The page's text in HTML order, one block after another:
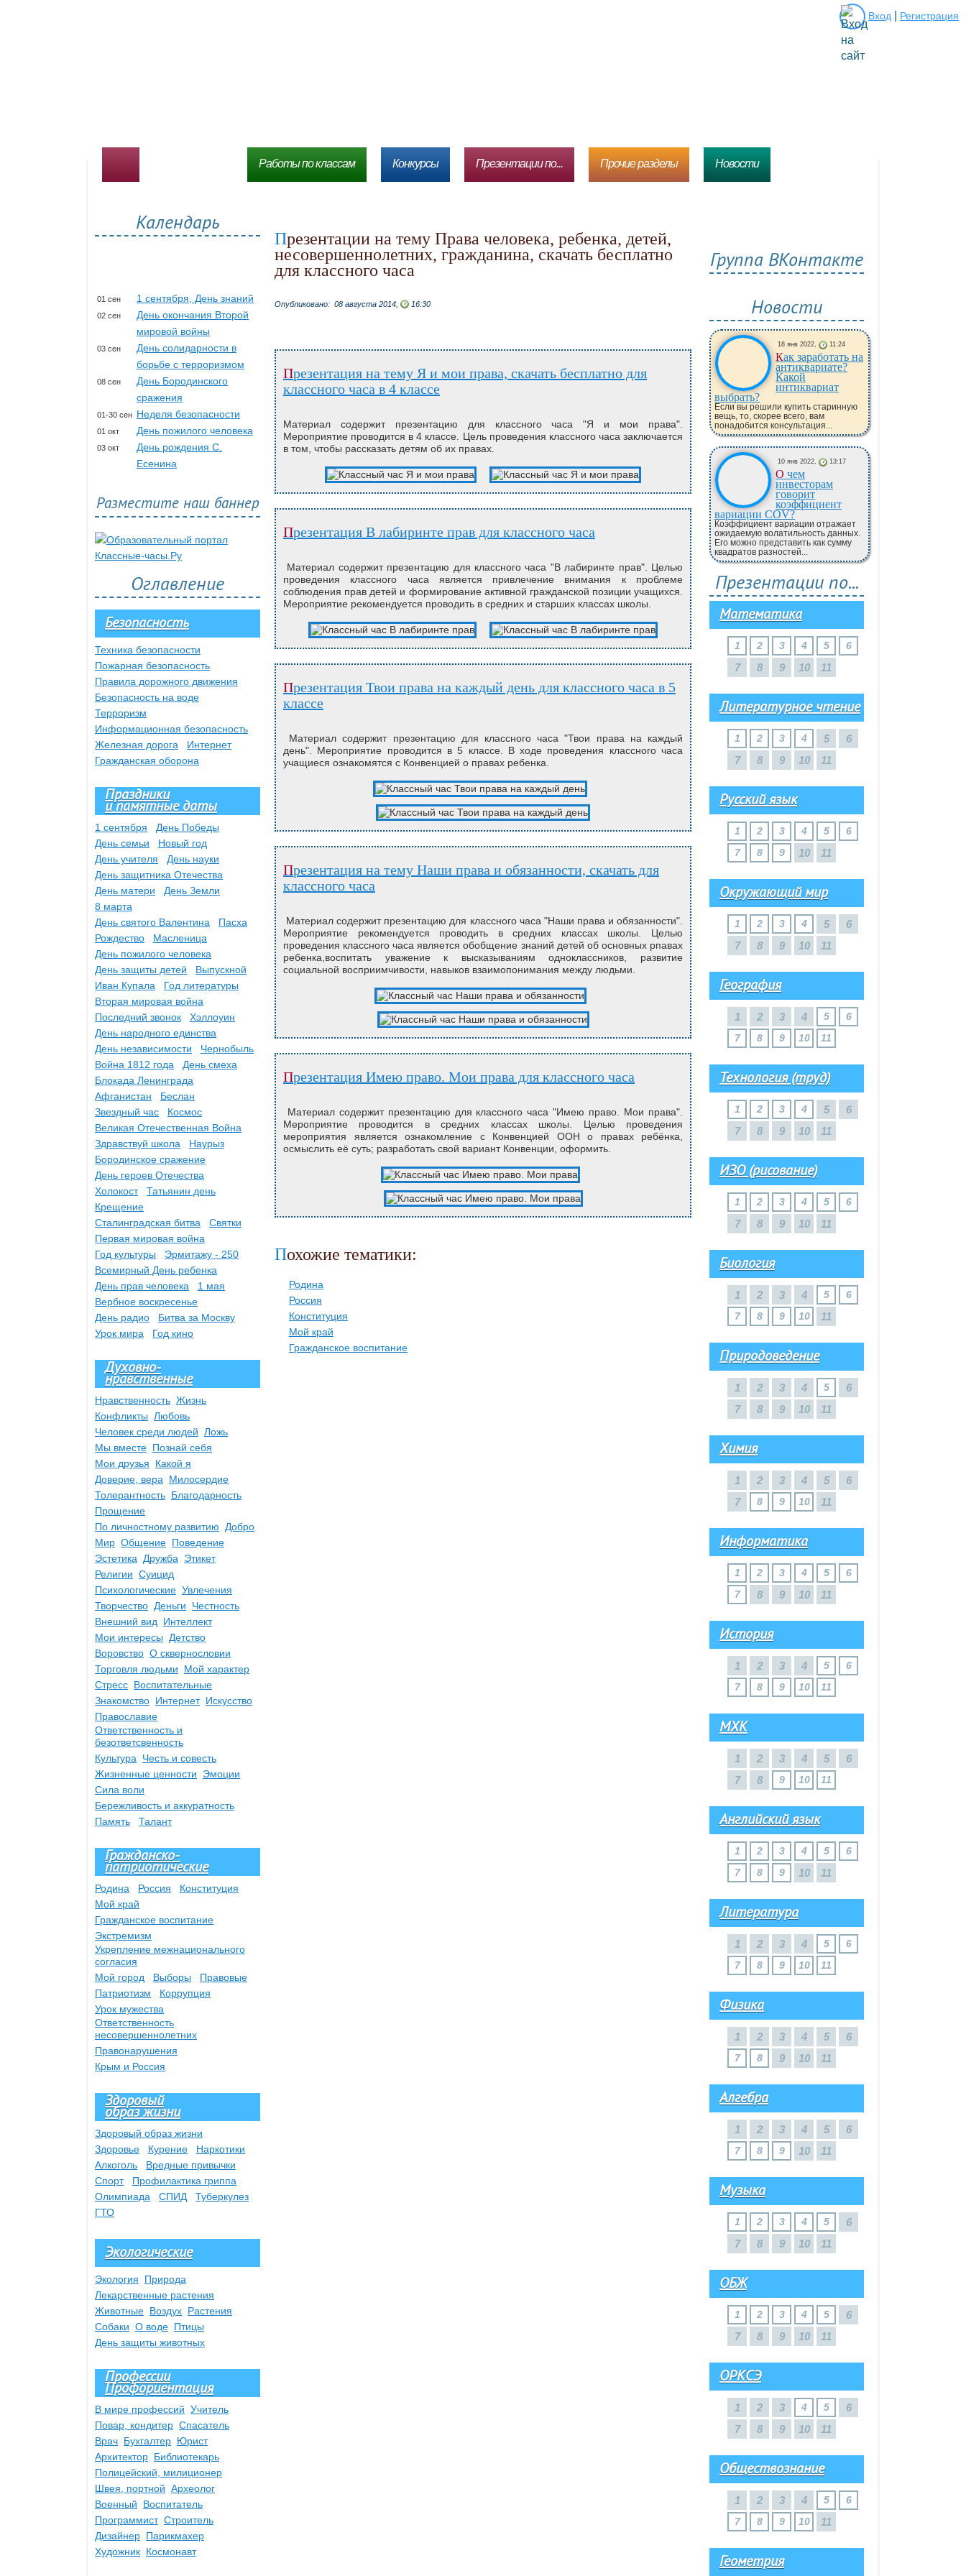
Работы по классам Конкурсы Презентации по... Прочие разделы Новости
Вход Регистрация
Презентации на тему Права человека, ребенка, детей,
несовершеннолетних, гражданина, скачать бесплатно
для классного часа
Опубликовано: 08 августа 2014, 16:30
Презентация на тему Я и мои права, скачать бесплатно для
классного часа в 4 классе
Материал содержит презентацию для классного часа "Я и мои права".
Мероприятие проводится в 4 классе. Цель проведения классного часа заключается
в том, чтобы рассказать детям об их правах.
Презентация В лабиринте прав для классного часа
Материал содержит презентацию для классного часа "В лабиринте прав". Целью
проведения классного часа является привлечение внимания к проблеме
соблюдения прав детей и формирование активной гражданской позиции учащихся.
Мероприятие рекомендуется проводить в средних и старших классах школы.
Презентация Твои права на каждый день для классного часа в 5
классе
Материал содержит презентацию для классного часа "Твои права на каждый
день". Мероприятие проводится в 5 классе. В ходе проведения классного часа
учащиеся ознакомятся с Конвенцией о правах ребенка.
Презентация на тему Наши права и обязанности, скачать для
классного часа
Материал содержит презентацию для классного часа "Наши права и обязанности".
Мероприятие рекомендуется проводить в средних классах школы. Целью
проведения классного часа является обобщение знаний детей об основных рпавах
ребенка,воспитать уважение к высказываниям одноклассников, развитие
социальной восприимчивости, навыков взаимопонимания между людьми.
Презентация Имею право. Мои права для классного часа
Материал содержит презентацию для классного часа "Имею право. Мои права".
Мероприятие проводится в средних классах школы. Целью проведения
мероприятия является ознакомление с Конвенцией ООН о правах ребёнка,
осмыслить её суть; разработать свой вариант Конвенции, оформить.
Похожие тематики:
Родина
Россия
Конституция
Мой край
Гражданское воспитание
Группа ВКонтакте
Новости
18 янв 2022, 11:24
Как заработать на
антиквариате?
Какой
интиквариат
выбрать?
Если вы решили купить старинную
вещь, то, скорее всего, вам
понадобится консультация...
10 янв 2022, 13:17
О чем
инвесторам
говорит
коэффициент
вариации COV?
Коэффициент вариации отражает
ожидаемую волатильность данных.
Его можно представить как сумму
квадратов разностей...
Презентации по...
Математика
1 2 3 4 5 6
7 8 9 10 11
Литературное чтение
1 2 3 4 5
6
7
8 9 10 11
Русский язык
1 2 3 4 5
6
7
8 9 10 11
Окружающий мир
1 2 3 4 5
6
7
8 9 10 11
География
1 2 3 4 5
6
7
8 9 10 11
Технология (труд)
1 2 3 4 5
6
7
8 9 10 11
ИЗО (рисование)
1 2 3 4 5 6
7 8 9 10 11
Биология
1 2 3 4 5
6
7
8 9 10 11
Природоведение
1 2 3 4 5
6
7
8 9 10 11
Химия
1 2 3 4 5
6
7
8 9 10 11
Информатика
1 2 3 4 5
6
7
8 9 10 11
История
1 2 3 4 5
6
7
8 9 10 11
МХК
1 2 3 4 5
6
7
8 9 10 11
Английский язык
1 2 3 4 5
6
7
8 9 10 11
Литература
1 2 3 4 5
6
7
8 9 10 11
Физика
1 2 3 4 5 6
7 8 9 10 11
Алгебра
1 2 3 4 5 6
7 8 9 10 11
Музыка
1 2 3 4 5
6
7
8 9 10 11
ОБЖ
1 2 3 4 5
6
7
8 9 10 11
ОРКСЭ
1 2 3 4 5
6
7
8 9 10 11
Обществознание
1 2 3 4 5
6
7
8 9 10 11
Геометрия
Календарь
01 сен 1 сентября, День знаний
02 сен
День окончания Второй
мировой войны
03 сен
День солидарности в
борьбе с терроризмом
08 сен
День Бородинского
сражения
01-30 сен Неделя безопасности
01 окт День пожилого человека
03 окт
День рождения С.
Есенина
Разместите наш баннер
Оглавление
Безопасность
Техника безопасности
Пожарная безопасность
Правила дорожного движения
Безопасность на воде
Терроризм
Информационная безопасность
Железная дорога
Интернет
Гражданская оборона
Праздники
и памятные даты
1 сентября
День Победы
День семьи
Новый год
День учителя
День науки
День защитника Отечества
День матери
День Земли
8 марта
День святого Валентина
Пасха
Рождество
Масленица
День пожилого человека
День защиты детей
Выпускной
Иван Купала
Год литературы
Вторая мировая война
Последний звонок
Хэллоуин
День народного единства
День независимости
Чернобыль
Война 1812 года
День смеха
Блокада Ленинграда
Афганистан
Беслан
Звездный час
Космос
Великая Отечественная Война
Здравствуй школа
Наурыз
Бородинское сражение
День героев Отечества
Холокост
Татьянин день
Крещение
Сталинградская битва
Святки
Первая мировая война
Год культуры
Эрмитажу - 250
Всемирный День ребенка
День прав человека
1 мая
Вербное воскресенье
День радио
Битва за Москву
Урок мира
Год кино
Духовно-
нравственные
Нравственность Жизнь
Конфликты Любовь
Человек среди людей Ложь
Мы вместе Познай себя
Мои друзья
Какой я
Доверие, вера
Милосердие
Толерантность Благодарность
Прощение
По личностному развитию
Добро
Мир Общение Поведение
Эстетика
Дружба
Этикет
Религии Суицид
Психологические Увлечения
Творчество Деньги
Честность
Внешний вид
Интеллект
Мои интересы
Детство
Воровство О сквернословии
Торговля людьми
Мой характер
Стресс Воспитательные
Знакомство Интернет Искусство
Православие
Ответственность и
безответсвенность
Культура
Честь и совесть
Жизненные ценности
Эмоции
Сила воли
Бережливость и аккуратность
Память
Талант
Гражданско-
патриотические
Родина Россия
Конституция
Мой край
Гражданское воспитание
Экстремизм
Укрепление межнационального
согласия
Мой город
Выборы
Правовые
Патриотизм
Коррупция
Урок мужества
Ответственность
несовершеннолетних
Правонарушения
Крым и Россия
Здоровый
образ жизни
Здоровый образ жизни
Здоровье
Курение
Наркотики
Алкоголь
Вредные привычки
Спорт
Профилактика гриппа
Олимпиада
СПИД
Туберкулез
ГТО
Экологические
Экология
Природа
Лекарственные растения
Животные Воздух Растения
Собаки О воде Птицы
День защиты животных
Профессии
Профориентация
В мире профессий Учитель
Повар, кондитер Спасатель
Врач Бухгалтер Юрист
Архитектор Библиотекарь
Полицейский, милиционер
Швея, портной Археолог
Военный
Воспитатель
Программист Строитель
Дизайнер Парикмахер
Художник Космонавт